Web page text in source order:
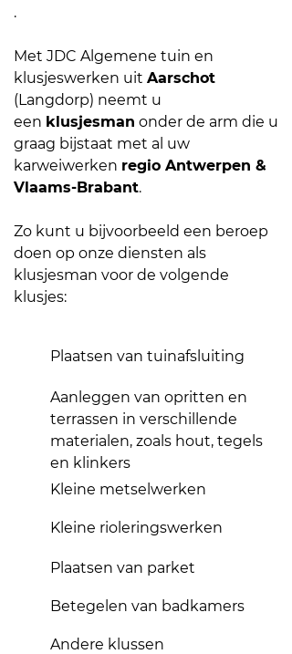
.
Met JDC Algemene tuin en
klusjeswerken uit Aarschot
(Langdorp) neemt u
een klusjesman onder de arm die u
graag bijstaat met al uw
karweiwerken regio Antwerpen &
Vlaams-Brabant.
Zo kunt u bijvoorbeeld een beroep
doen op onze diensten als
klusjesman voor de volgende
klusjes:
Plaatsen van tuinafsluiting
Aanleggen van opritten en
terrassen in verschillende
materialen, zoals hout, tegels
en klinkers
Kleine metselwerken
Kleine rioleringswerken
Plaatsen van parket
Betegelen van badkamers
Andere klussen